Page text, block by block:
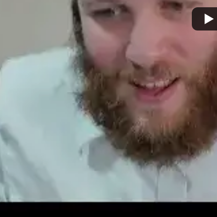
מצא אותנו בעוד מקומות
צור קשר